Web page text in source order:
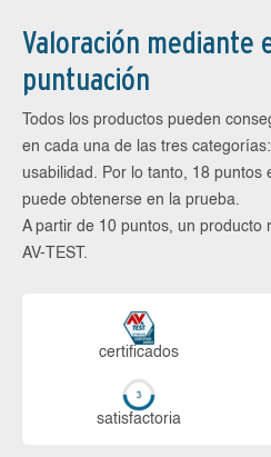
Valoración mediante
puntuación
Todos los productos pueden
en cada una de las tres
usabilidad. Por lo tanto, 18 puntos
puede obtenerse en la prueba.
A partir de 10 puntos, un producto
AV-TEST.
certi­ficados
sa­tis­fac­to­ria